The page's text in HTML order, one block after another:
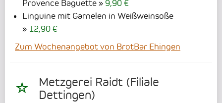
Provence Baguette
9,90 €
Linguine mit Garnelen in Weißweinsoße
12,90 €
Zum Wochenangebot von BrotBar Ehingen
Metzgerei Raidt (Filiale
Dettingen)